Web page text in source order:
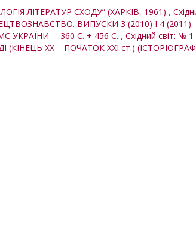
ЛІТЕРАТУР СХОДУ” (ХАРКІВ, 1961) ,
ВИПУСКИ 3 (2010) І 4
УКРАЇНИ. – 360 С. + 456 С. , Східний світ: № 1
(КІНЕЦЬ ХХ – ПОЧАТОК ХXІ ст.)